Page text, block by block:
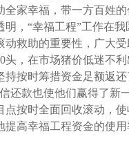
家幸福，带一方百姓的
“幸福工程”工作在我
救助的重要性，广大
头，在市场猪价低迷不
按时筹措资金足额返
还款也使他们赢得了新
按时全面回收滚动，
高幸福工程资金的使用